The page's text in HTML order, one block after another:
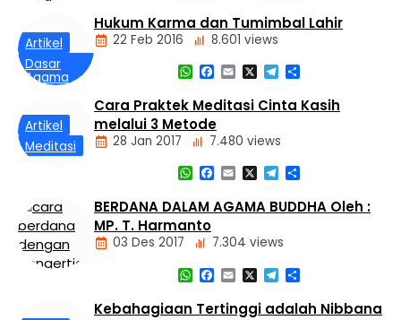
Dasar
Agama
Buddha
Tiga
Artikel
Dasar
Agama
Buddha
Hukum
Kamma
dan
Tumimbal-
Hukum Karma dan Tumimbal Lahir
22 Feb 2016 8.601 views
WhatsApp
Facebook
Email
X Telegram
Share
Artikel
Meditasi
Cara Praktek Meditasi Cinta Kasih
melalui 3 Metode
28 Jan 2017 7.480 views
WhatsApp
Facebook
Email
X Telegram
Share
BERDANA DALAM AGAMA BUDDHA Oleh :
MP. T. Harmanto
03 Des 2017 7.304 views
WhatsApp
Facebook
Email
X Telegram
Share
Kebahagiaan Tertinggi adalah Nibbana